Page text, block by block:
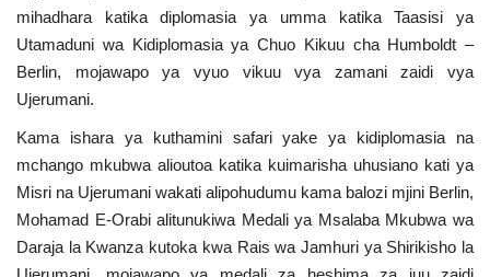
mihadhara katika diplomasia ya umma katika Taasisi ya
Utamaduni wa Kidiplomasia ya Chuo Kikuu cha Humboldt –
Berlin, mojawapo ya vyuo vikuu vya zamani zaidi vya
Ujerumani.
Kama ishara ya kuthamini safari yake ya kidiplomasia na
mchango mkubwa alioutoa katika kuimarisha uhusiano kati ya
Misri na Ujerumani wakati alipohudumu kama balozi mjini Berlin,
Mohamad E-Orabi alitunukiwa Medali ya Msalaba Mkubwa wa
Daraja la Kwanza kutoka kwa Rais wa Jamhuri ya Shirikisho la